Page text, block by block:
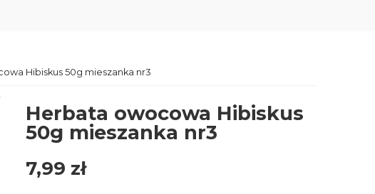
Hibiskus 50g mieszanka nr3
Herbata owocowa Hibiskus
50g mieszanka nr3
7,99 zł